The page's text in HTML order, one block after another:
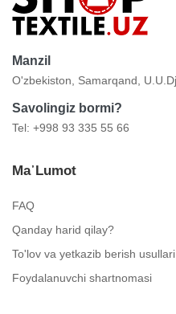
Manzil
O'zbekiston, Samarqand,
Savolingiz bormi?
Tel: +998 93 335 55 66
Ma᾿lumot
FAQ
Qanday harid qilay?
To'lov va yetkazib berish usullari
Foydalanuvchi shartnomasi